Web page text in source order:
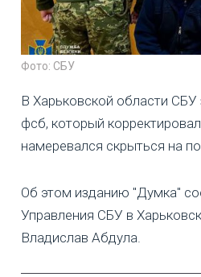
Фото: СБУ
В Харьковской области СБУ
фсб, который
намеревался скрыться на
Об этом изданию "Думка"
Управления СБУ в
Владислав Абдула.